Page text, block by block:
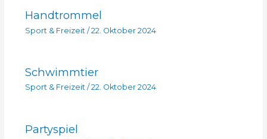
Handtrommel
Sport & Freizeit /22. Oktober 2024
Schwimmtier
Sport & Freizeit/ 22. Oktober 2024
Partyspiel